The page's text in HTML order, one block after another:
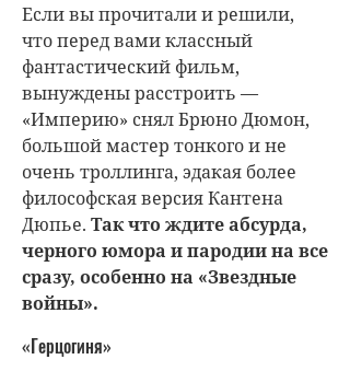
Если вы прочитали и решили,
что перед вами классный
фантастический фильм,
вынуждены расстроить —
«Империю» снял Брюно Дюмон,
большой мастер тонкого и не
очень троллинга, эдакая более
философская версия Кантена
Дюпье. Так что ждите абсурда,
черного юмора и пародии на все
сразу, особенно на «Звездные
войны».
«Герцогиня»